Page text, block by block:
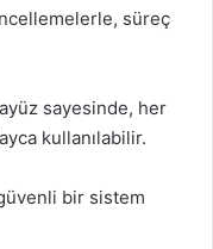
süreç
sayesinde, her
kullanılabilir.
bir sistem